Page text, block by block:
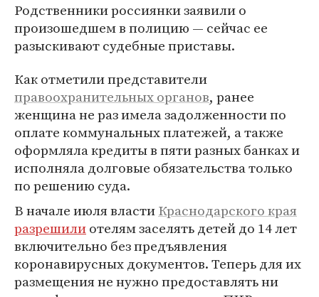
Родственники россиянки заявили о
произошедшем в полицию — сейчас ее
разыскивают судебные приставы.
Как отметили представители
правоохранительных органов, ранее
женщина не раз имела задолженности по
оплате коммунальных платежей, а также
оформляла кредиты в пяти разных банках и
исполняла долговые обязательства только
по решению суда.
В начале июля властиКраснодарского края
разрешилиотелям заселять детей до 14 лет
включительно без предъявления
коронавирусных документов. Теперь для их
размещения не нужно предоставлять ни